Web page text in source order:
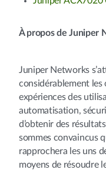
À propos de Juniper
Juniper Networks
considérablement les
expériences des
automatisation,
d’obtenir des
sommes convaincus
rapprochera les uns
moyens de résoudre